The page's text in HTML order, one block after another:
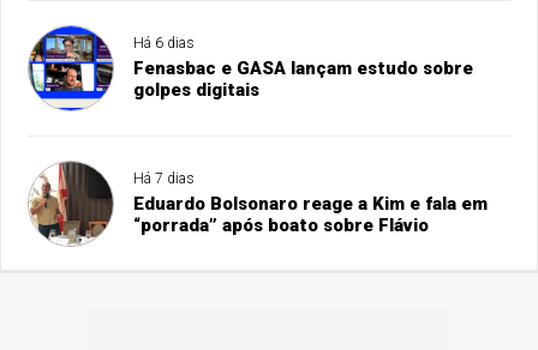
Há 6 dias
Fenasbac e GASA lançam estudo sobre
golpes digitais
Há 7 dias
Eduardo Bolsonaro reage a Kim e fala em
“porrada” após boato sobre Flávio